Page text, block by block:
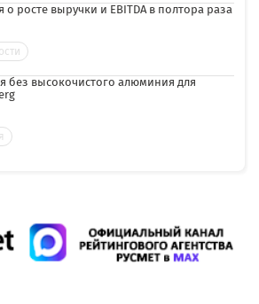
о росте выручки и EBITDA в полтора раза
без высокочистого алюминия для